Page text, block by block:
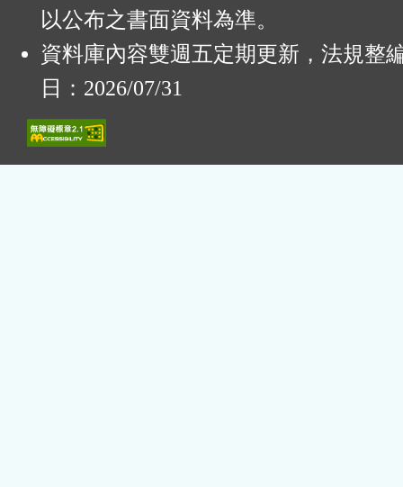
以公布之書面資料為準。
資料庫內容雙週五定期更新，法規整
日：2026/07/31